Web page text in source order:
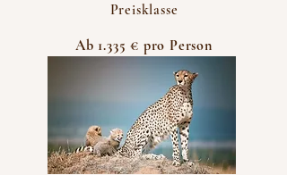
Preisklasse
Ab 1.335 € pro Person